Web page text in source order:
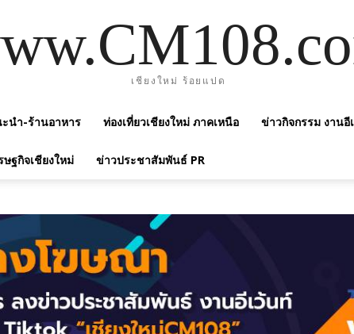
เชียงใหม่ ร้อยแปด
นำ-ร้านอาหาร ท่องเที่ยวเชียงใหม่ ภาคเหนือ ข่าวกิจกรรม งานอี
ฐกิจเชียงใหม่ ข่าวประชาสัมพันธ์ PR